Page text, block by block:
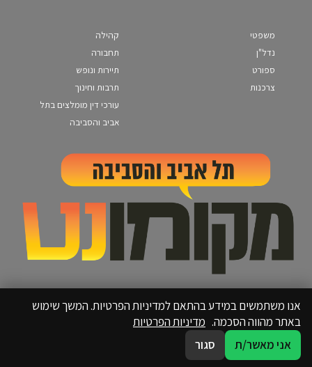
משפטי
נדל"ן
ספורט
צרכנות
קהילה
תחבורה
תיירות ונופש
תרבות וחינוך
עורכי דין מומלצים בתל
אביב והסביבה
אנו משתמשים במידע בהתאם למדיניות הפרטיות. המשך שימוש
באתר מהווה הסכמה. מדיניות הפרטיות
אני מאשר/ת
סגור